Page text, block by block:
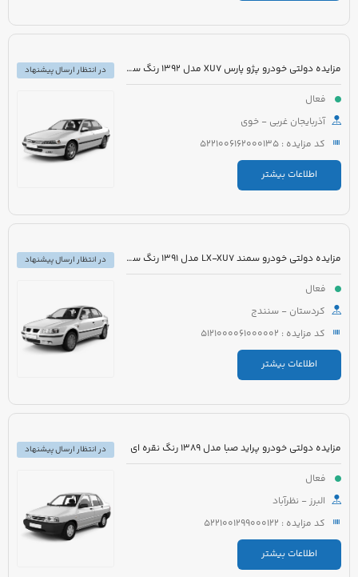
مزایده دولتی خودرو پژو پارس XU7 مدل 1392 رنگ سفید
فعال
آذربایجان غربی - خوی
کد مزایده : 5221006162000135
اطلاعات بیشتر
در انتظار ارسال پیشنهاد
مزایده دولتی خودرو سمند LX-XU7 مدل 1391 رنگ سفید
فعال
کردستان - سنندج
کد مزایده : 5121000061000002
اطلاعات بیشتر
در انتظار ارسال پیشنهاد
مزایده دولتی خودرو پراید صبا مدل 1389 رنگ نقره ای
فعال
البرز - نظرآباد
کد مزایده : 5221001299000122
اطلاعات بیشتر
در انتظار ارسال پیشنهاد